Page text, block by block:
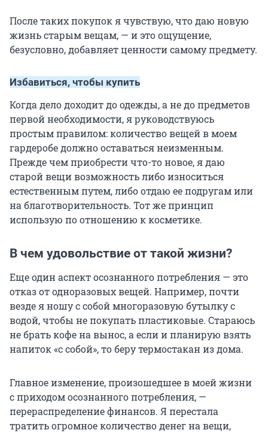
После таких покупок я чувствую, что даю новую
жизнь старым вещам, — и это ощущение,
безусловно, добавляет ценности самому предмету.
Избавиться, чтобы купить
Когда дело доходит до одежды, а не до предметов
первой необходимости, я руководствуюсь
простым правилом: количество вещей в моем
гардеробе должно оставаться неизменным.
Прежде чем приобрести что-то новое, я даю
старой вещи возможность либо износиться
естественным путем, либо отдаю ее подругам или
на благотворительность. Тот же принцип
использую по отношению к косметике.
В чем удовольствие от такой жизни?
Еще один аспект осознанного потребления — это
отказ от одноразовых вещей. Например, почти
везде я ношу с собой многоразовую бутылку с
водой, чтобы не покупать пластиковые. Стараюсь
не брать кофе на вынос, а если и планирую взять
напиток «с собой», то беру термостакан из дома.
Главное изменение, произошедшее в моей жизни
с приходом осознанного потребления, —
перераспределение финансов. Я перестала
тратить огромное количество денег на вещи,